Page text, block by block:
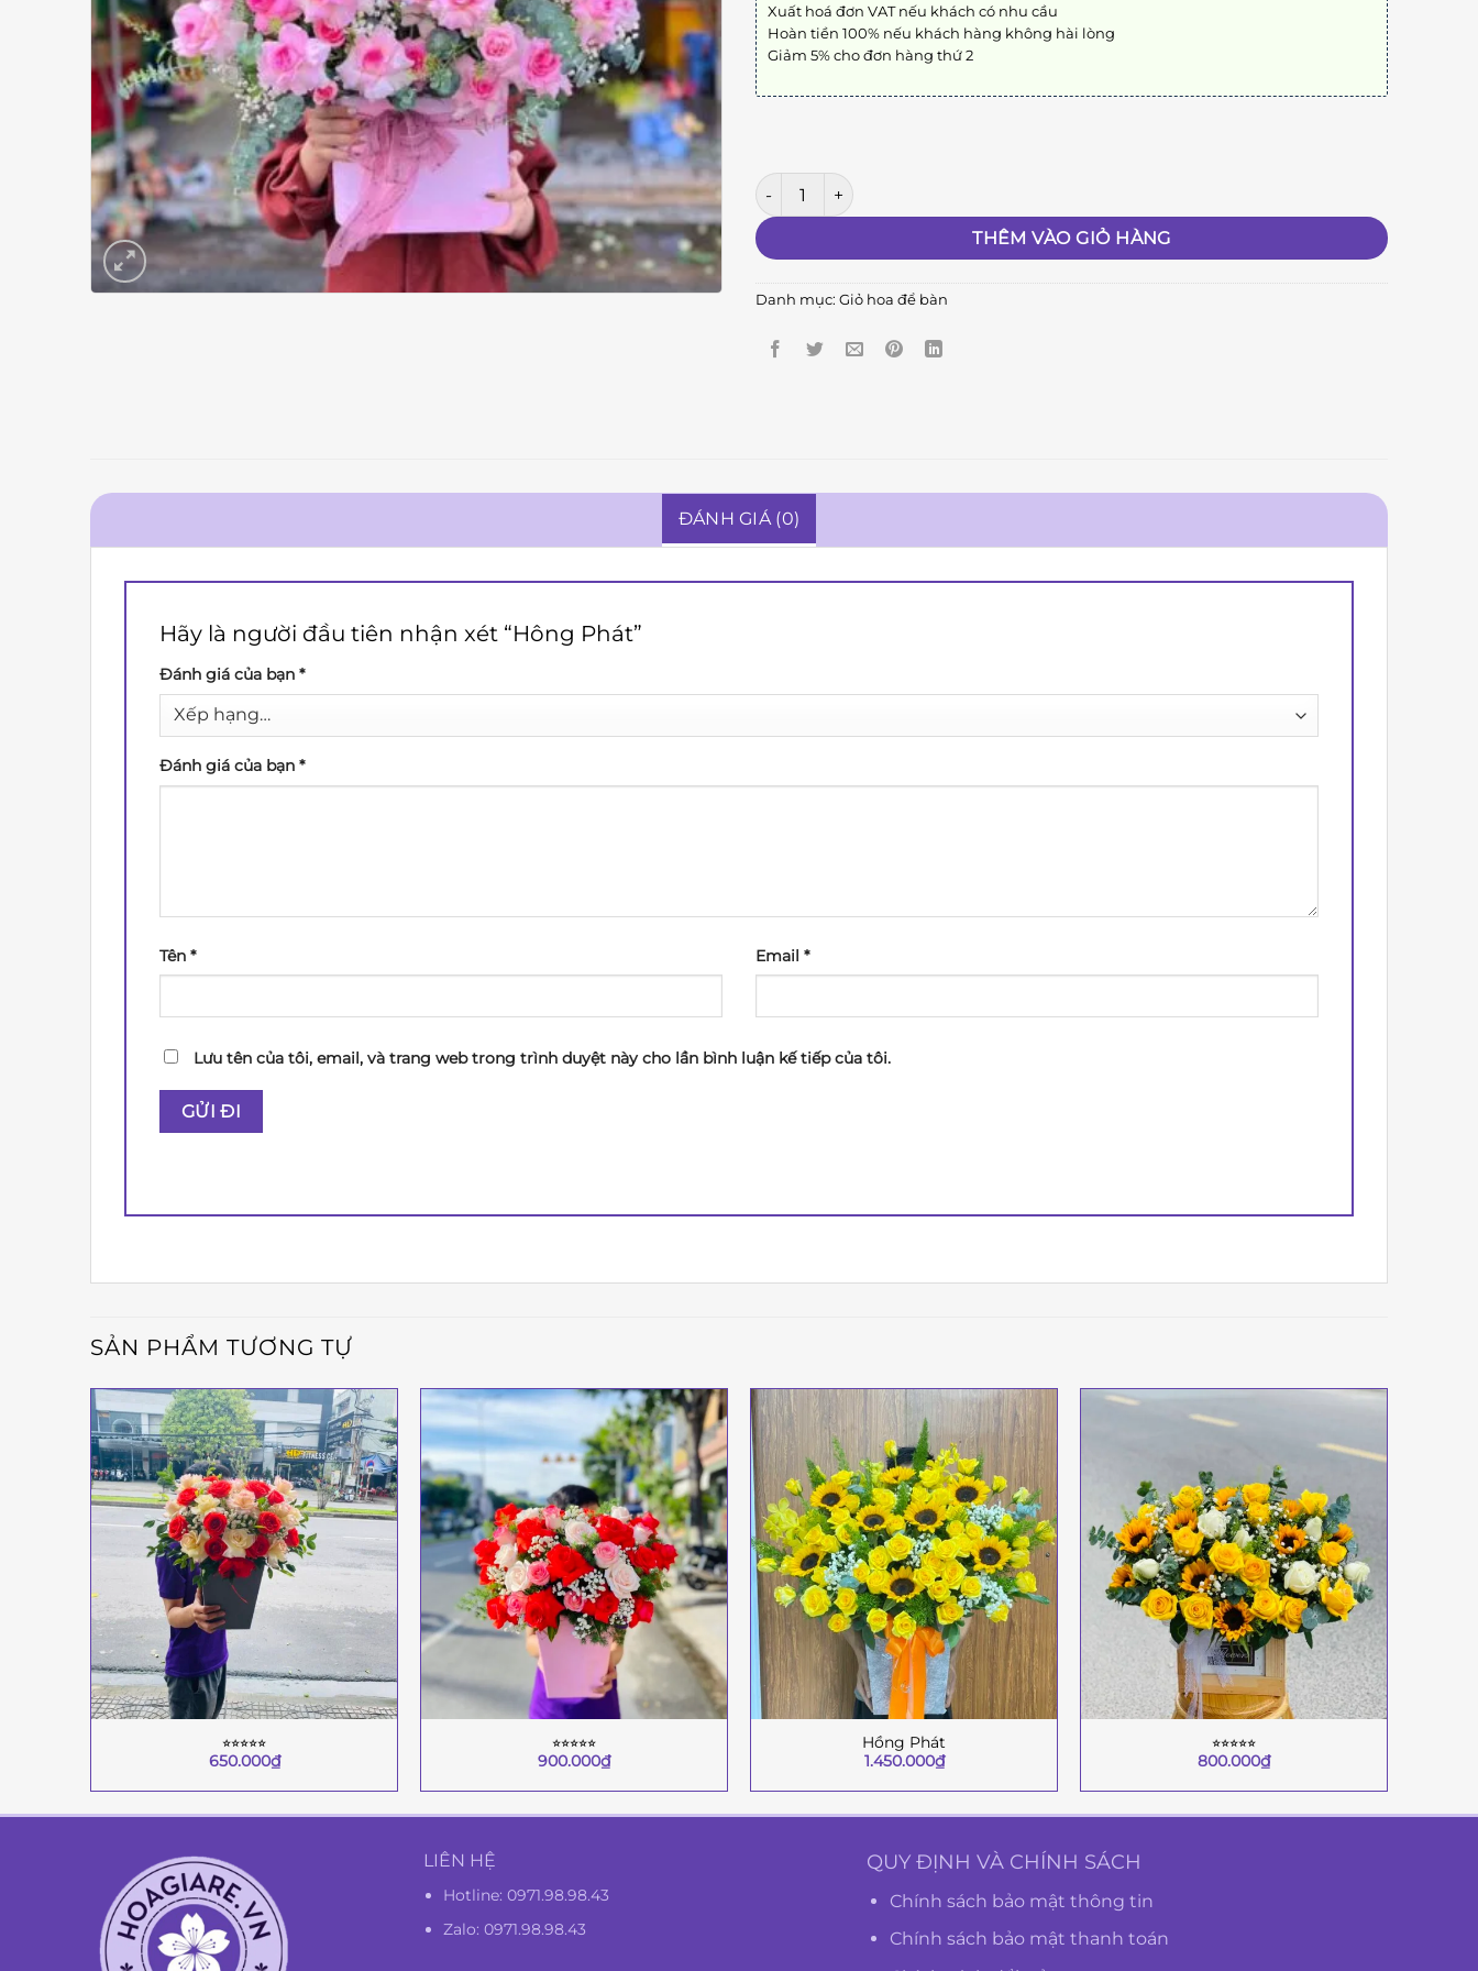
Xuất hoá đơn VAT nếu khách có nhu cầu
Hoàn tiền 100% nếu khách hàng không hài lòng
Giảm 5% cho đơn hàng thứ 2
Hông Phát số lượng
THÊM VÀO GIỎ HÀNG
Danh mục: Giỏ hoa để bàn
ĐÁNH GIÁ (0)
Hãy là người đầu tiên nhận xét “Hông Phát”
Đánh giá của bạn *
Đánh giá của bạn *
Tên * Email *
Lưu tên của tôi, email, và trang web trong trình duyệt này cho lần bình luận kế tiếp của tôi.
SẢN PHẨM TƯƠNG TỰ
⭐︎⭐︎⭐︎⭐︎⭐︎
650.000₫
⭐︎⭐︎⭐︎⭐︎⭐︎
900.000₫
Hồng Phát
1.450.000₫
⭐︎⭐︎⭐︎⭐︎⭐︎
800.000₫
LIÊN HỆ
Hotline:0971.98.98.43
Zalo: 0971.98.98.43
QUY ĐỊNH VÀ CHÍNH SÁCH
Chính sách bảo mật thông tin
Chính sách bảo mật thanh toán